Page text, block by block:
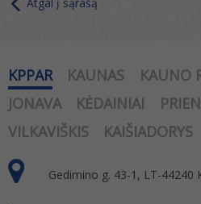
KPPAR KAUNAS KAUNO
JONAVA
KĖDAINIAI
VILKAVIŠKIS
KAIŠIADORYS
Gedimino g. 43-1, LT-44240